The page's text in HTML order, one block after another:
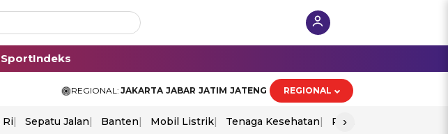
SportIndeks
REGIONAL: JAKARTA JABAR JATIM JATENG REGIONAL
Ri Sepatu Jalan Banten Mobil Listrik Tenaga Kesehatan Perang As-Iran
›